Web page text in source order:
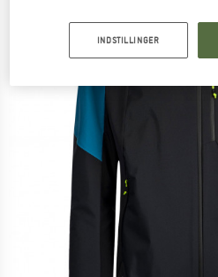
INDSTILLINGER